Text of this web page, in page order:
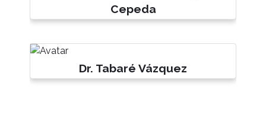
Cepeda
Dr. Tabaré Vázquez